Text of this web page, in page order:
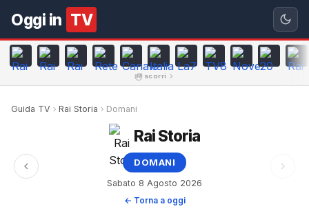
Oggi in TV
scorri
Guida TV Rai Storia Domani
Rai Storia
DOMANI
Sabato 8 Agosto 2026
← Torna a oggi